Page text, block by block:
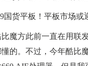
魔方此前一直在用联
的。不过，今年酷比